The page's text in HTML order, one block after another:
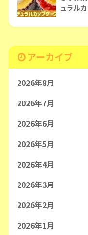
ュラル
アーカイブ
2026年8月
2026年7月
2026年6月
2026年5月
2026年4月
2026年3月
2026年2月
2026年1月